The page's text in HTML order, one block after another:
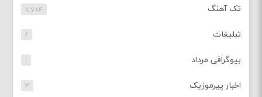
تک آهنگ ۷,۷۸۴
تبلیغات ۲
بیوگرافی مرداد ۱
اخبار پیرموزیک ۳